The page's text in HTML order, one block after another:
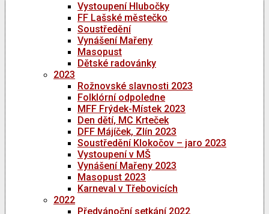
Vystoupení Hlubočky
FF Lašské městečko
Soustředění
Vynášení Mařeny
Masopust
Dětské radovánky
2023
Rožnovské slavnosti 2023
Folklórní odpoledne
MFF Frýdek-Místek 2023
Den dětí, MC Krteček
DFF Májíček, Zlín 2023
Soustředění Klokočov – jaro 2023
Vystoupení v MŠ
Vynášení Mařeny 2023
Masopust 2023
Karneval v Třebovicích
2022
Předvánoční setkání 2022